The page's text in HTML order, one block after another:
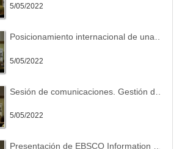
5/05/2022
5/05/2022
5/05/2022